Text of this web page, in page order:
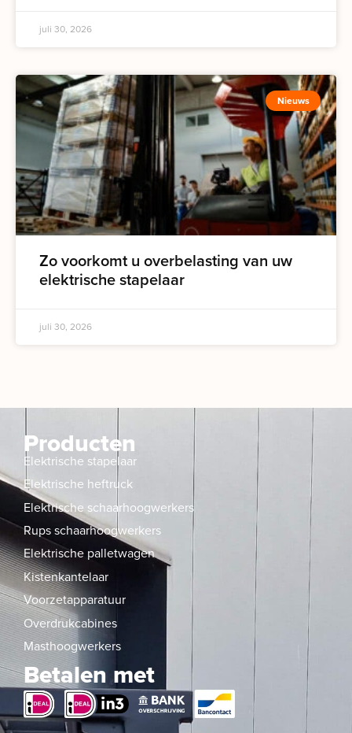
juli 30, 2026
Nieuws
Zo voorkomt u overbelasting van uw
elektrische stapelaar
juli 30, 2026
Producten
Elektrische stapelaar
Elektrische heftruck
Elektrische schaarhoogwerkers
Rups schaarhoogwerkers
Elektrische palletwagen
Kistenkantelaar
Voorzetapparatuur
Overdrukcabines
Masthoogwerkers
Betalen met